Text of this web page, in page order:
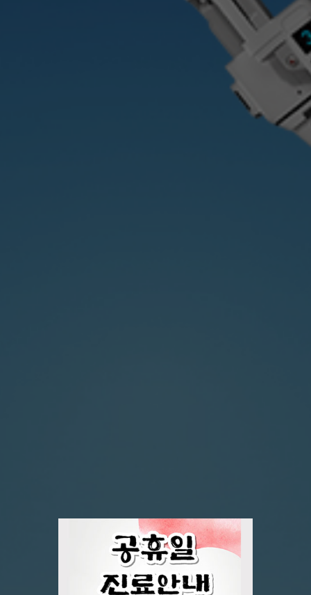
지역사회에 기여하고 끊임없이 노력하는 병원
대구경북지역 최초
대장항문질환 125,000례 수술
외과 수술의 새로운 표준을 제시
로봇수술센터